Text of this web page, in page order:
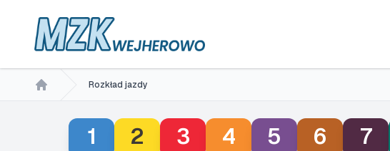
Rozkład jazdy
1 2 3 4 5 6 7